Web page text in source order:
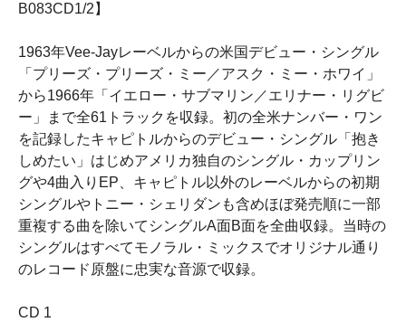
B083CD1/2】
1963年Vee-Jayレーベルからの米国デビュー・シングル
「プリーズ・プリーズ・ミー／アスク・ミー・ホワイ」
から1966年「イエロー・サブマリン／エリナー・リグビ
ー」まで全61トラックを収録。初の全米ナンバー・ワン
を記録したキャピトルからのデビュー・シングル「抱き
しめたい」はじめアメリカ独自のシングル・カップリン
グや4曲入りEP、キャピトル以外のレーベルからの初期
シングルやトニー・シェリダンも含めほぼ発売順に一部
重複する曲を除いてシングルA面B面を全曲収録。当時の
シングルはすべてモノラル・ミックスでオリジナル通り
のレコード原盤に忠実な音源で収録。
CD 1